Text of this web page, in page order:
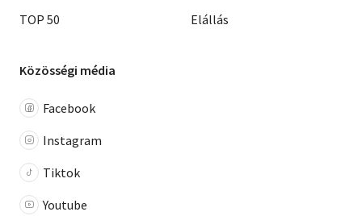
TOP 50
Elállás
Közösségi média
Facebook
Instagram
Tiktok
Youtube